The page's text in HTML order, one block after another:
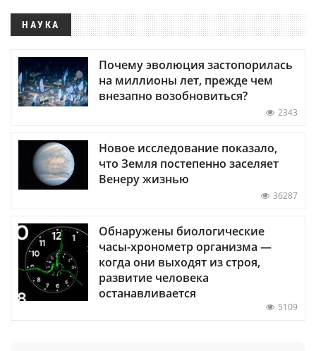
НАУКА
Почему эволюция застопорилась
на миллионы лет, прежде чем
внезапно возобновиться?
2343
Новое исследование показало,
что Земля постепенно заселяет
Венеру жизнью
36287
Обнаружены биологические
часы-хронометр организма —
когда они выходят из строя,
развитие человека
останавливается
5109